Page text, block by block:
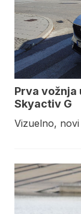
Prva vožnja
Skyactiv G
Vizuelno,